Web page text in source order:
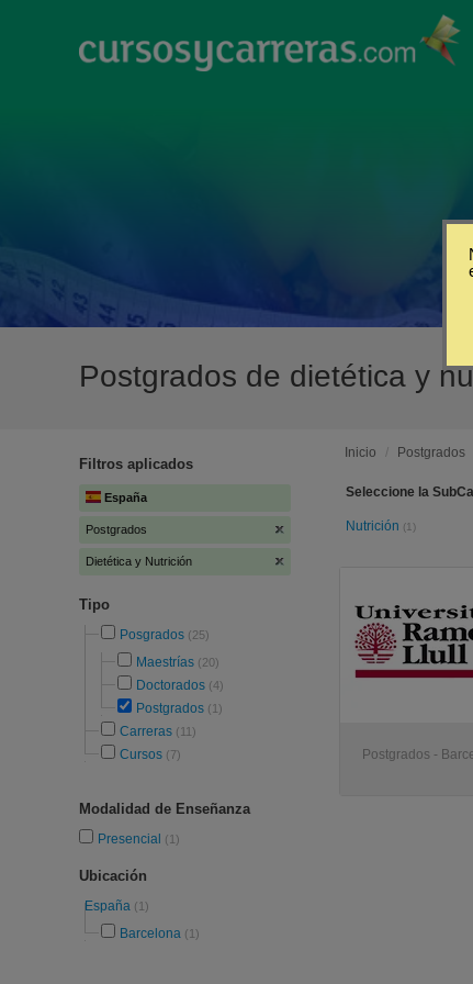
Postgrados de dietética y
Filtros aplicados
España
Postgrados
Dietética y Nutrición
Tipo
Posgrados (25)
Maestrías (20)
Doctorados (4)
Postgrados (1)
Carreras (11)
Cursos (7)
Modalidad de Enseñanza
Presencial (1)
Ubicación
España (1)
Barcelona (1)
Inicio / Postgrados
Seleccione la
Nutrición (1)
Postgrados -